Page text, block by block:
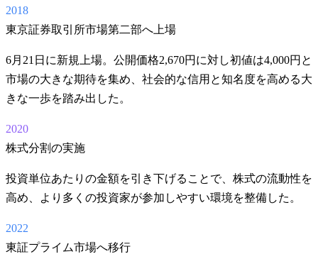
2018
東京証券取引所市場第二部へ上場
6月21日に新規上場。公開価格2,670円に対し初値は4,000円と
市場の大きな期待を集め、社会的な信用と知名度を高める大
きな一歩を踏み出した。
2020
株式分割の実施
投資単位あたりの金額を引き下げることで、株式の流動性を
高め、より多くの投資家が参加しやすい環境を整備した。
2022
東証プライム市場へ移行